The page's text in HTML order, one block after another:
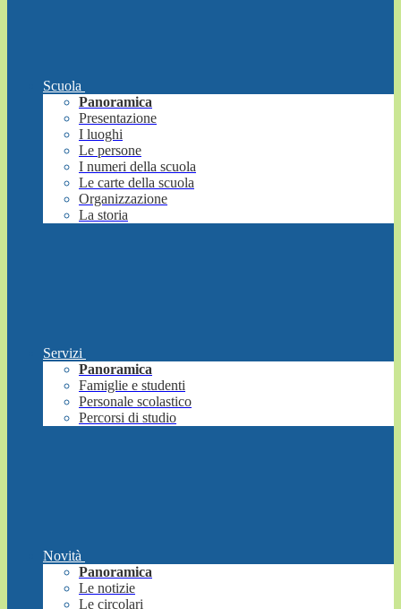
Scuola
Panoramica
Presentazione
I luoghi
Le persone
I numeri della scuola
Le carte della scuola
Organizzazione
La storia
Servizi
Panoramica
Famiglie e studenti
Personale scolastico
Percorsi di studio
Novità
Panoramica
Le notizie
Le circolari